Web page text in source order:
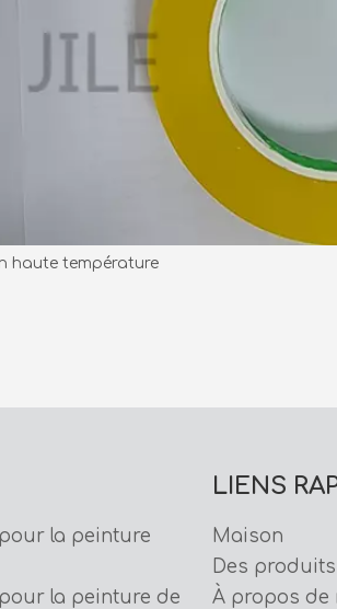
haute température
la peinture
la peinture de
LIENS
Maison
Des produits
À propos de